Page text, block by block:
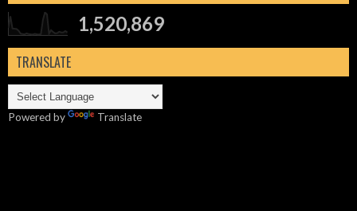
1,520,869
TRANSLATE
Powered by Translate